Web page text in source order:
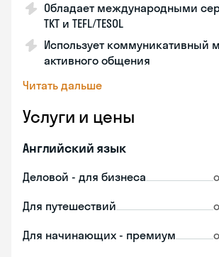
Обладает международными
TKT и TEFL/TESOL
Использует коммуникативный
активного общения
Читать дальше
Услуги и цены
Английский язык
Деловой - для бизнеса
Для путешествий
Для начинающих - премиум